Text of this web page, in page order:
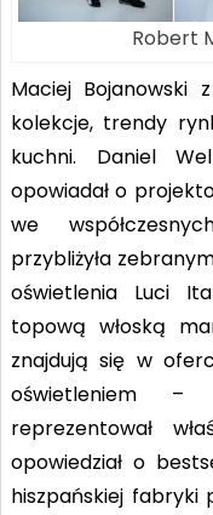
Robert
Maciej Bojanowski
kolekcje, trendy
kuchni. Daniel
opowiadał o
we
przybliżyła
oświetlenia Luci
topową włoską
znajdują się w
oświetleniem –
reprezentował
opowiedział o
hiszpańskiej fabryki